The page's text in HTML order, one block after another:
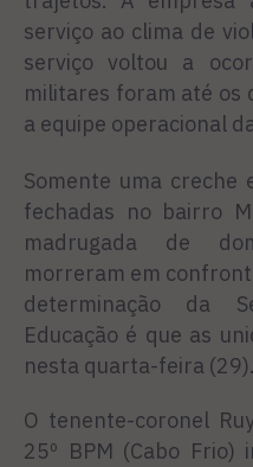
serviço ao clima de
serviço voltou a
militares foram até os
a equipe operacional
Somente uma creche
fechadas no bairro
madrugada de
morreram em
determinação da
Educação é que as
nesta quarta-feira (29).
O tenente-coronel
25º BPM (Cabo Frio)